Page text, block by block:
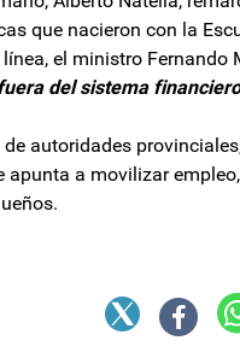
que nacieron con la
el ministro Fernando
del sistema
autoridades
apunta a movilizar
el presupuesto vigente
Gobierno invertirá $20